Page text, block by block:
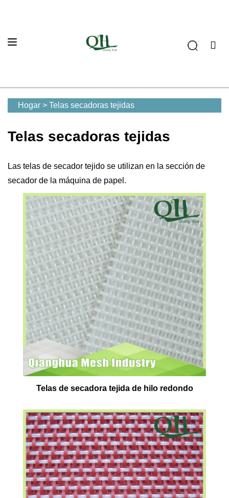
Hogar > Telas secadoras tejidas
Telas secadoras tejidas
Las telas de secador tejido se utilizan en la sección de
secador de la máquina de papel.
Telas de secadora tejida de hilo redondo